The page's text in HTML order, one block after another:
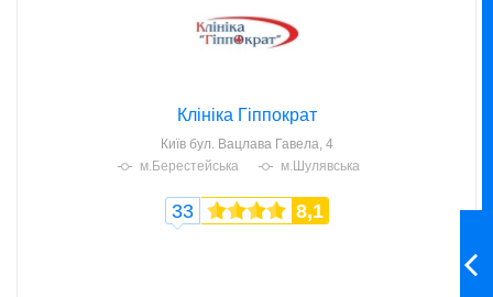
Клініка Гіппократ
Київ бул. Вацлава Гавела, 4
м.Берестейська
м.Шулявська
33 8,1